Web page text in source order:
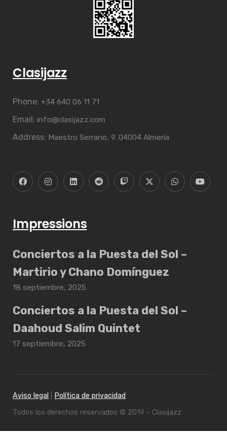
Clasijazz
Phone: +34 640 06 11 71
Email: info@clasijazz.com
Address: Maestro Serrano, 9. 04004 Almería
Impressions
Conciertos a la Puesta del Sol –
Martirio y Chano Domínguez
18 septiembre, 2025
Conciertos a la Puesta del Sol –
Daahoud Salim Quintet
17 septiembre, 2025
Aviso legal
Política de privacidad
Todos los derechos reservados © 2019 - Clasijazz